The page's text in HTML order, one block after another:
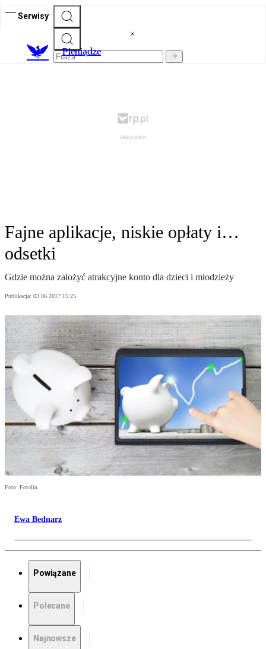
Serwisy
Pieniądze
Fajne aplikacje, niskie opłaty i…
odsetki
Gdzie można założyć atrakcyjne konto dla dzieci i młodzieży
Publikacja: 03.06.2017 15:25
Foto: Fotolia
Ewa Bednarz
Powiązane
Polecane
Najnowsze